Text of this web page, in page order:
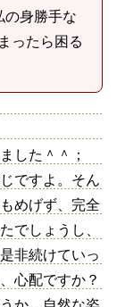
身勝手な
ったら困る
ました＾＾；
ですよ。そん
めげず、完全
でしょうし、
非続けていっ
心配ですか？